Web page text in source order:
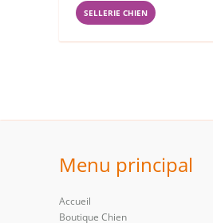
SELLERIE CHIEN
Menu principal
Accueil
Boutique Chien